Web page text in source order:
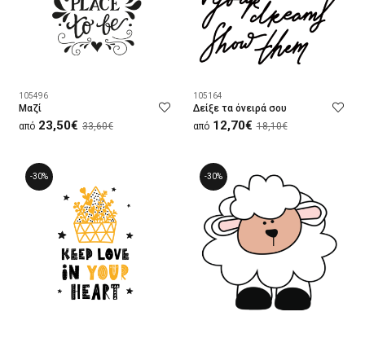
105496
Μαζί
από 23,50€ 33,60€
105164
Δείξε τα όνειρά σου
από 12,70€ 18,10€
-30% -30%